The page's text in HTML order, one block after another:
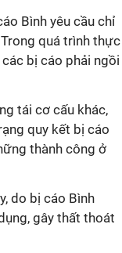
Bình yêu cầu chỉ
quá trình thực
bị cáo phải ngồi
tái cơ cấu khác,
quy kết bị cáo
thành công ở
do bị cáo Bình
gây thất thoát